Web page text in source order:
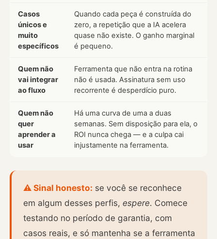
Casos
únicos e
muito
específicos
Quando cada peça é construída do
zero, a repetição que a IA acelera
quase não existe. O ganho marginal
é pequeno.
Quem não
vai integrar
ao fluxo
Ferramenta que não entra na rotina
não é usada. Assinatura sem uso
recorrente é desperdício puro.
Quem não
quer
aprender a
usar
Há uma curva de uma a duas
semanas. Sem disposição para ela, o
ROI nunca chega — e a culpa cai
injustamente na ferramenta.
⚠️ Sinal honesto: se você se reconhece
em algum desses perfis, espere. Comece
testando no período de garantia, com
casos reais, e só mantenha se a ferramenta